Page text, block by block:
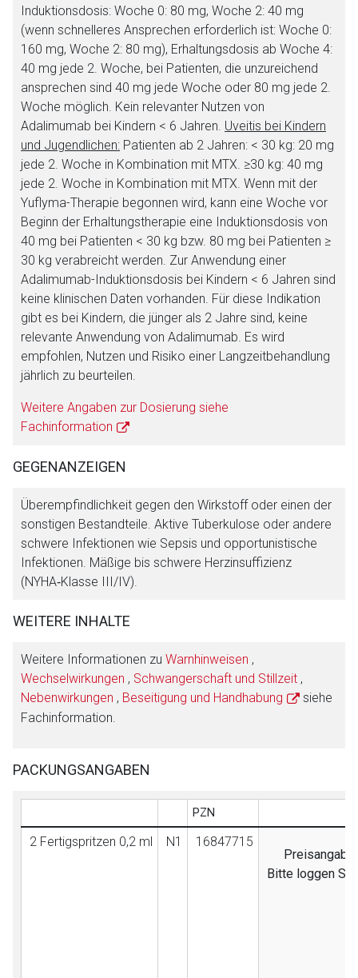
Induktionsdosis: Woche 0: 80 mg, Woche 2: 40 mg
(wenn schnelleres Ansprechen erforderlich ist: Woche 0:
160 mg, Woche 2: 80 mg), Erhaltungsdosis ab Woche 4:
40 mg jede 2. Woche, bei Patienten, die unzureichend
ansprechen sind 40 mg jede Woche oder 80 mg jede 2.
Woche möglich. Kein relevanter Nutzen von
Adalimumab bei Kindern < 6 Jahren. Uveitis bei Kindern
und Jugendlichen: Patienten ab 2 Jahren: < 30 kg: 20 mg
jede 2. Woche in Kombination mit MTX. ≥30 kg: 40 mg
jede 2. Woche in Kombination mit MTX. Wenn mit der
Yuflyma-Therapie begonnen wird, kann eine Woche vor
Beginn der Erhaltungstherapie eine Induktionsdosis von
40 mg bei Patienten < 30 kg bzw. 80 mg bei Patienten ≥
30 kg verabreicht werden. Zur Anwendung einer
Adalimumab-Induktionsdosis bei Kindern < 6 Jahren sind
keine klinischen Daten vorhanden. Für diese Indikation
gibt es bei Kindern, die jünger als 2 Jahre sind, keine
relevante Anwendung von Adalimumab. Es wird
empfohlen, Nutzen und Risiko einer Langzeitbehandlung
jährlich zu beurteilen.
Weitere Angaben zur Dosierung siehe
Fachinformation
GEGENANZEIGEN
Überempfindlichkeit gegen den Wirkstoff oder einen der
sonstigen Bestandteile. Aktive Tuberkulose oder andere
schwere Infektionen wie Sepsis und opportunistische
Infektionen. Mäßige bis schwere Herzinsuffizienz
(NYHA‑Klasse III/IV).
WEITERE INHALTE
Weitere Informationen zu Warnhinweisen ,
Wechselwirkungen , Schwangerschaft und Stillzeit ,
Nebenwirkungen , Beseitigung und Handhabung
siehe
Fachinformation.
PACKUNGSANGABEN
PZN
2 Fertigspritzen 0,2 ml N1
16847715
Bitte loggen